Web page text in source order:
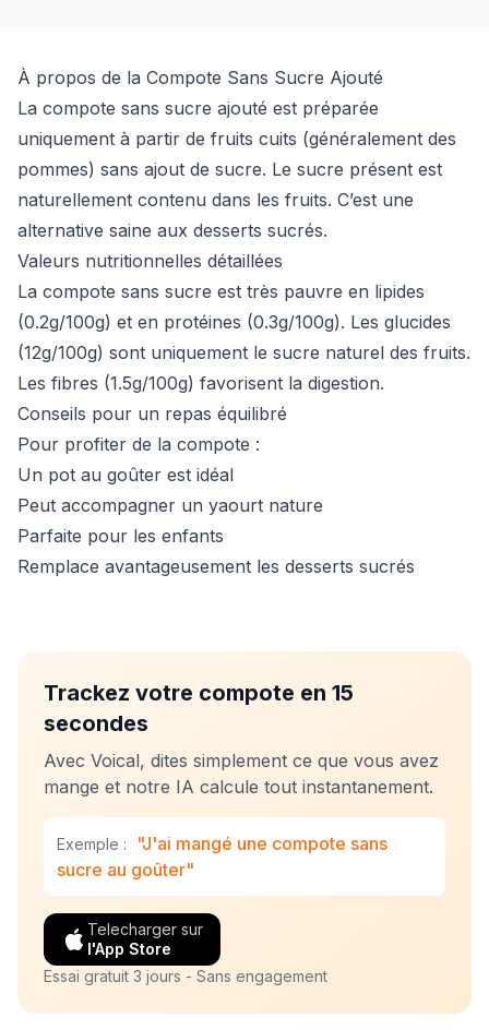
À propos de la Compote Sans Sucre Ajouté
La compote sans sucre ajouté est préparée
uniquement à partir de fruits cuits (généralement des
pommes) sans ajout de sucre. Le sucre présent est
naturellement contenu dans les fruits. C’est une
alternative saine aux desserts sucrés.
Valeurs nutritionnelles détaillées
La compote sans sucre est très pauvre en lipides
(0.2g/100g) et en protéines (0.3g/100g). Les glucides
(12g/100g) sont uniquement le sucre naturel des fruits.
Les fibres (1.5g/100g) favorisent la digestion.
Conseils pour un repas équilibré
Pour profiter de la compote :
Un pot au goûter est idéal
Peut accompagner un yaourt nature
Parfaite pour les enfants
Remplace avantageusement les desserts sucrés
Trackez votre compote en 15
secondes
Avec Voical, dites simplement ce que vous avez
mange et notre IA calcule tout instantanement.
Exemple :
"J'ai mangé une compote sans
sucre au goûter"
Telecharger sur
l'App Store
Essai gratuit 3 jours - Sans engagement